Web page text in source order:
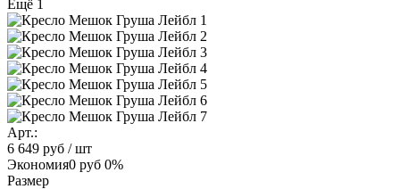
Ещё 1
Арт.:
6 649 руб / шт
Экономия0 руб 0%
Размер